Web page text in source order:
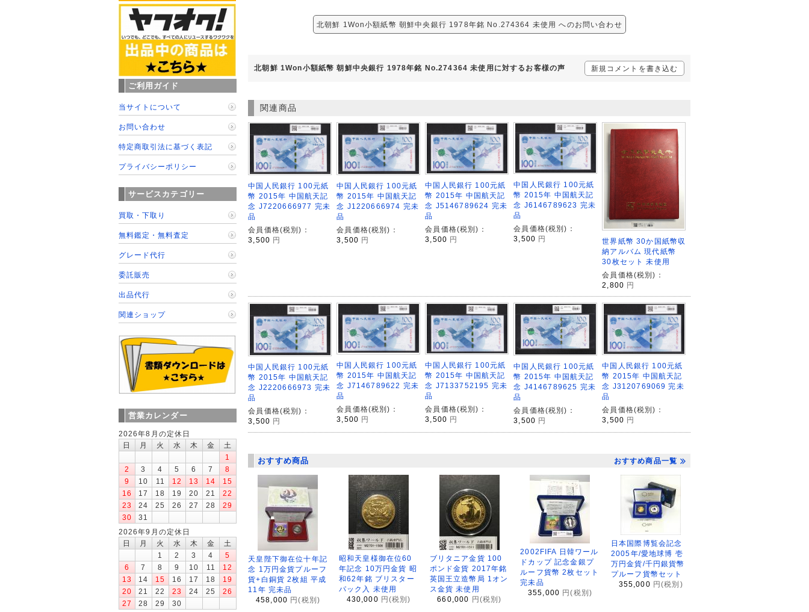
北朝鮮 1Won小額紙幣 朝鮮中央銀行 1978年銘 No.274364 未使用 へのお問い合わせ
北朝鮮 1Won小額紙幣 朝鮮中央銀行 1978年銘 No.274364 未使用に対するお客様の声 新規コメントを書き込む
関連商品
中国人民銀行 100元紙
幣 2015年 中国航天記
念 J7220666977 完未
品
会員価格(税別)：
3,500 円
中国人民銀行 100元紙
幣 2015年 中国航天記
念 J1220666974 完未
品
会員価格(税別)：
3,500 円
中国人民銀行 100元紙
幣 2015年 中国航天記
念 J5146789624 完未
品
会員価格(税別)：
3,500 円
中国人民銀行 100元紙
幣 2015年 中国航天記
念 J6146789623 完未
品
会員価格(税別)：
3,500 円
世界紙幣 30か国紙幣収
納アルバム 現代紙幣
30枚セット 未使用
会員価格(税別)：
2,800 円
中国人民銀行 100元紙
幣 2015年 中国航天記
念 J2220666973 完未
品
会員価格(税別)：
3,500 円
中国人民銀行 100元紙
幣 2015年 中国航天記
念 J7146789622 完未
品
会員価格(税別)：
3,500 円
中国人民銀行 100元紙
幣 2015年 中国航天記
念 J7133752195 完未
品
会員価格(税別)：
3,500 円
中国人民銀行 100元紙
幣 2015年 中国航天記
念 J4146789625 完未
品
会員価格(税別)：
3,500 円
中国人民銀行 100元紙
幣 2015年 中国航天記
念 J3120769069 完未
品
会員価格(税別)：
3,500 円
おすすめ商品 おすすめ商品一覧
天皇陛下御在位十年記
念 1万円金貨プルーフ
貨+白銅貨 2枚組 平成
11年 完未品
458,000 円(税別)
昭和天皇様御在位60
年記念 10万円金貨 昭
和62年銘 ブリスター
パック入 未使用
430,000 円(税別)
ブリタニア金貨 100
ポンド金貨 2017年銘
英国王立造幣局 1オン
ス金貨 未使用
660,000 円(税別)
2002FIFA 日韓ワール
ドカップ 記念金銀プ
ルーフ貨幣 2枚セット
完未品
355,000 円(税別)
日本国際博覧会記念
2005年/愛地球博 壱
万円金貨/千円銀貨幣
プルーフ貨幣セット
355,000 円(税別)
ご利用ガイド
当サイトについて
お問い合わせ
特定商取引法に基づく表記
プライバシーポリシー
サービスカテゴリー
買取・下取り
無料鑑定・無料査定
グレード代行
委託販売
出品代行
関連ショップ
営業カレンダー
2026年8月の定休日
日
月 火 水 木 金
土
1
2
3 4 5 6 7
8
9
10 11 12 13 14
15
16
17 18 19 20 21
22
23
24 25 26 27 28
29
30
31
2026年9月の定休日
日
月 火 水 木 金
土
1
2 3 4
5
6
7 8 9 10 11
12
13
14 15 16 17 18
19
20
21 22 23 24 25
26
27
28 29
30